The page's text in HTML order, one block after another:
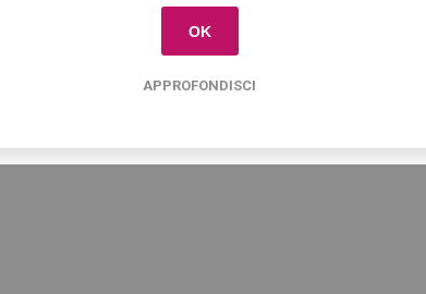
€11,50
OK
APPROFONDISCI